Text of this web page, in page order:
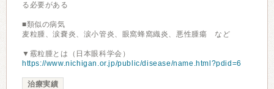
る必要がある
■類似の病気
麦粒腫、涙嚢炎、涙小管炎、眼窩蜂窩織炎、悪性腫瘍 など
▼霰粒腫とは（日本眼科学会）
https://www.nichigan.or.jp/public/disease/name.html?pdid=6
治療実績